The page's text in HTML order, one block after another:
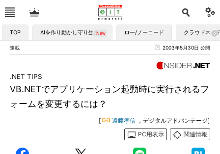
TOP AIを作り動かし守り生かす ロー/ノーコード クラウドネイ
連載 2003年5月30日 公開
VB.NETでアプリケーション起動時に実行されるフ
ォームを変更するには？
.NET TIPS
[ 遠藤孝信 ，デジタルアドバンテージ]
PC用表示
関連情報